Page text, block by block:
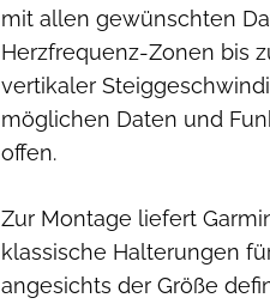
mit allen gewünschten
Herzfrequenz-Zonen bis
vertikaler
möglichen Daten und
offen.
Zur Montage liefert
klassische Halterungen
angesichts der Größe